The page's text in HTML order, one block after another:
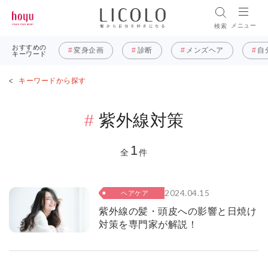
検索 メニュー
おすすめの
キーワード
変身企画 診断 メンズヘア 自
キーワードから探す
紫外線対策
全 1件
ヘアケア
2024.04.15
紫外線の髪・頭皮への影響と日焼け
対策を専門家が解説！